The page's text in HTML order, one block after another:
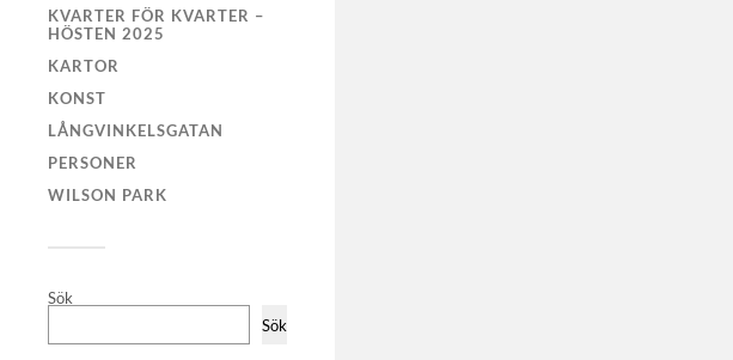
KVARTER FÖR KVARTER –
HÖSTEN 2025
KARTOR
KONST
LÅNGVINKELSGATAN
PERSONER
WILSON PARK
Sök
Sök